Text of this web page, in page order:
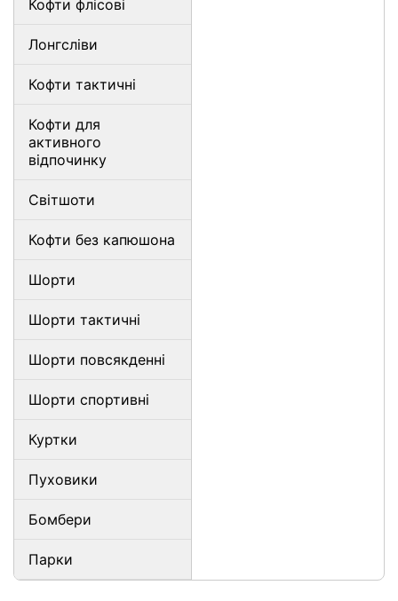
Кофти флісові
Лонгсліви
Кофти тактичні
Кофти для
активного
відпочинку
Світшоти
Кофти без капюшона
Шорти
Шорти тактичні
Шорти повсякденні
Шорти спортивні
Куртки
Пуховики
Бомбери
Парки